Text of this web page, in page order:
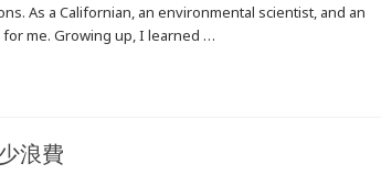
As a Californian, an environmental scientist, and an
me. Growing up, I learned …
浪費